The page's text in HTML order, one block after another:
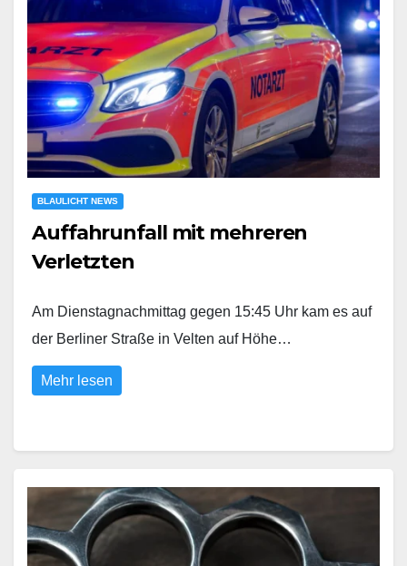
BLAULICHT NEWS
Auffahrunfall mit mehreren
Verletzten
Am Dienstagnachmittag gegen 15:45 Uhr kam es auf
der Berliner Straße in Velten auf Höhe…
Mehr lesen